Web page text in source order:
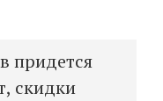
придется
скидки